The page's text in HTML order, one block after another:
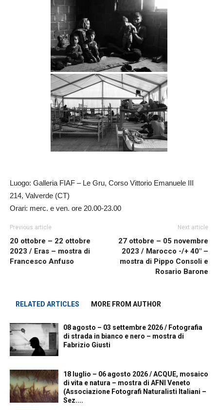
Luogo: Galleria FIAF – Le Gru, Corso Vittorio Emanuele III
214, Valverde (CT)
Orari: merc. e ven. ore 20.00-23.00
Previous article
20 ottobre – 22 ottobre
2023 / Eras – mostra di
Francesco Anfuso
Next article
27 ottobre – 05 novembre
2023 / Marocco -/+ 40″ –
mostra di Pippo Consoli e
Rosario Barone
RELATED ARTICLES MORE FROM AUTHOR
08 agosto – 03 settembre 2026 / Fotografia
di strada in bianco e nero – mostra di
Fabrizio Giusti
18 luglio – 06 agosto 2026 / ACQUE, mosaico
di vita e natura – mostra di AFNI Veneto
(Associazione Fotografi Naturalisti Italiani –
Sez....